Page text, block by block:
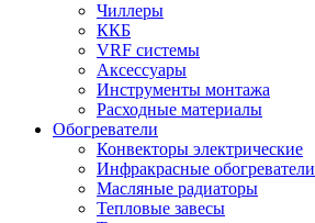
Чиллеры
ККБ
VRF системы
Аксессуары
Инструменты монтажа
Расходные материалы
Обогреватели
Конвекторы электрические
Инфракрасные обогреватели
Масляные радиаторы
Тепловые завесы